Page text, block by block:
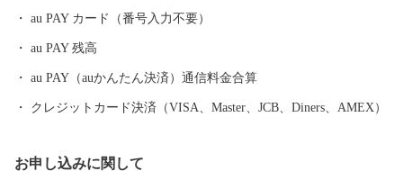
au PAY カード（番号入力不要）
au PAY 残高
au PAY（auかんたん決済）通信料金合算
クレジットカード決済（VISA、Master、JCB、Diners、AMEX）
お申し込みに関して